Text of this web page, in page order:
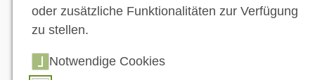
oder zusätzliche Funktionalitäten zur Verfügung
zu stellen.
Notwendige Cookies